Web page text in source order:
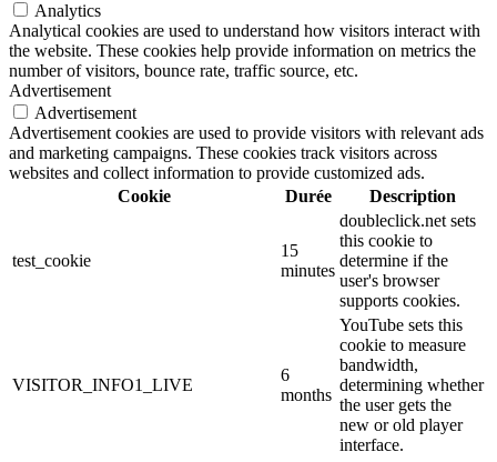
Analytics
Analytical cookies are used to understand how visitors interact with
the website. These cookies help provide information on metrics the
number of visitors, bounce rate, traffic source, etc.
Advertisement
Advertisement
Advertisement cookies are used to provide visitors with relevant ads
and marketing campaigns. These cookies track visitors across
websites and collect information to provide customized ads.
Cookie
Durée Description
test_cookie
15
minutes
doubleclick.net sets
this cookie to
determine if the
user's browser
supports cookies.
VISITOR_INFO1_LIVE
6
months
YouTube sets this
cookie to measure
bandwidth,
determining whether
the user gets the
new or old player
interface.